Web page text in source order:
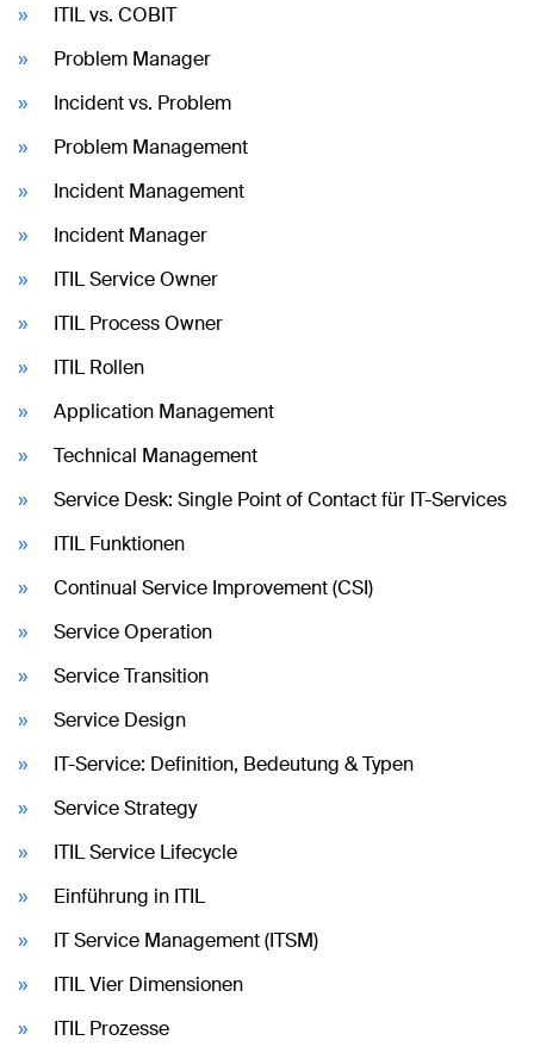
ITIL vs. COBIT
Problem Manager
Incident vs. Problem
Problem Management
Incident Management
Incident Manager
ITIL Service Owner
ITIL Process Owner
ITIL Rollen
Application Management
Technical Management
Service Desk: Single Point of Contact für IT-Services
ITIL Funktionen
Continual Service Improvement (CSI)
Service Operation
Service Transition
Service Design
IT-Service: Definition, Bedeutung & Typen
Service Strategy
ITIL Service Lifecycle
Einführung in ITIL
IT Service Management (ITSM)
ITIL Vier Dimensionen
ITIL Prozesse